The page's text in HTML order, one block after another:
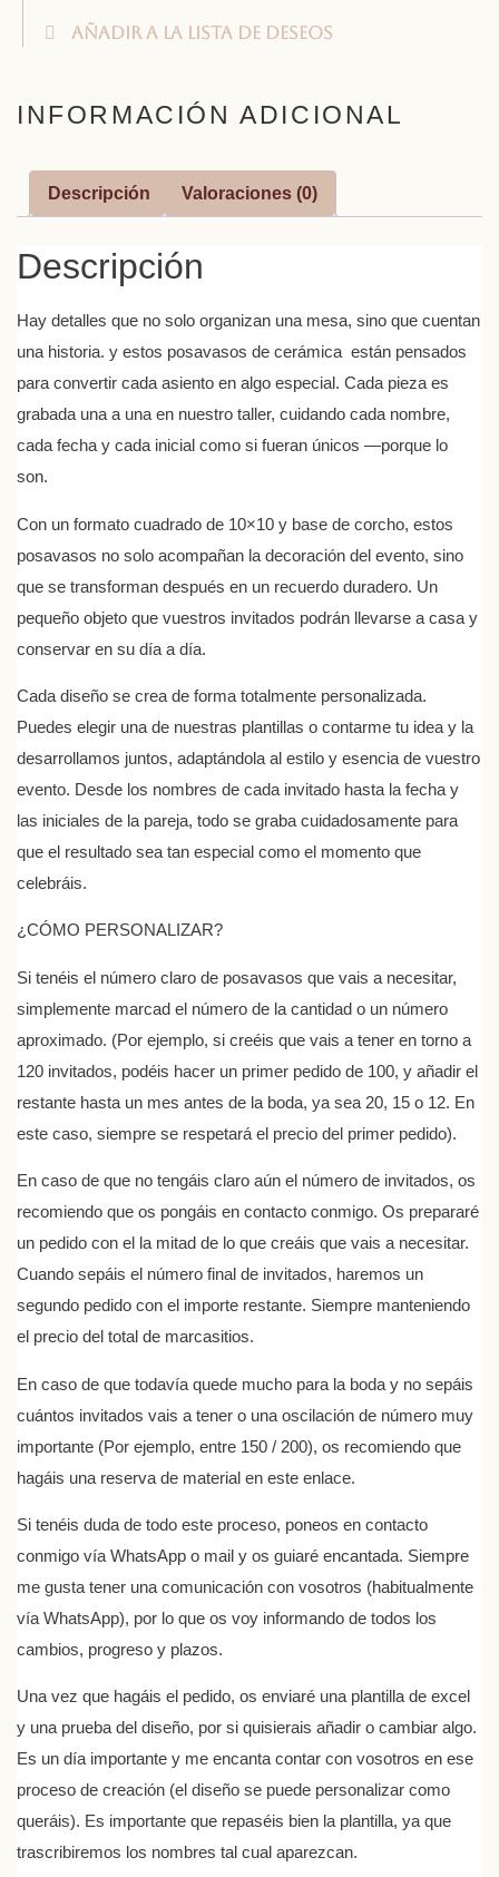
Añadir a la lista de deseos
INFORMACIÓN ADICIONAL
Descripción Valoraciones (0)
Descripción
Hay detalles que no solo organizan una mesa, sino que cuentan
una historia. y estos posavasos de cerámica están pensados
para convertir cada asiento en algo especial. Cada pieza es
grabada una a una en nuestro taller, cuidando cada nombre,
cada fecha y cada inicial como si fueran únicos —porque lo
son.
Con un formato cuadrado de 10×10 y base de corcho, estos
posavasos no solo acompañan la decoración del evento, sino
que se transforman después en un recuerdo duradero. Un
pequeño objeto que vuestros invitados podrán llevarse a casa y
conservar en su día a día.
Cada diseño se crea de forma totalmente personalizada.
Puedes elegir una de nuestras plantillas o contarme tu idea y la
desarrollamos juntos, adaptándola al estilo y esencia de vuestro
evento. Desde los nombres de cada invitado hasta la fecha y
las iniciales de la pareja, todo se graba cuidadosamente para
que el resultado sea tan especial como el momento que
celebráis.
¿CÓMO PERSONALIZAR?
Si tenéis el número claro de posavasos que vais a necesitar,
simplemente marcad el número de la cantidad o un número
aproximado. (Por ejemplo, si creéis que vais a tener en torno a
120 invitados, podéis hacer un primer pedido de 100, y añadir el
restante hasta un mes antes de la boda, ya sea 20, 15 o 12. En
este caso, siempre se respetará el precio del primer pedido).
En caso de que no tengáis claro aún el número de invitados, os
recomiendo que os pongáis en contacto conmigo. Os prepararé
un pedido con el la mitad de lo que creáis que vais a necesitar.
Cuando sepáis el número final de invitados, haremos un
segundo pedido con el importe restante. Siempre manteniendo
el precio del total de marcasitios.
En caso de que todavía quede mucho para la boda y no sepáis
cuántos invitados vais a tener o una oscilación de número muy
importante (Por ejemplo, entre 150 / 200), os recomiendo que
hagáis una reserva de material en este enlace.
Si tenéis duda de todo este proceso, poneos en contacto
conmigo vía WhatsApp o mail y os guiaré encantada. Siempre
me gusta tener una comunicación con vosotros (habitualmente
vía WhatsApp), por lo que os voy informando de todos los
cambios, progreso y plazos.
Una vez que hagáis el pedido, os enviaré una plantilla de excel
y una prueba del diseño, por si quisierais añadir o cambiar algo.
Es un día importante y me encanta contar con vosotros en ese
proceso de creación (el diseño se puede personalizar como
queráis). Es importante que repaséis bien la plantilla, ya que
trascribiremos los nombres tal cual aparezcan.